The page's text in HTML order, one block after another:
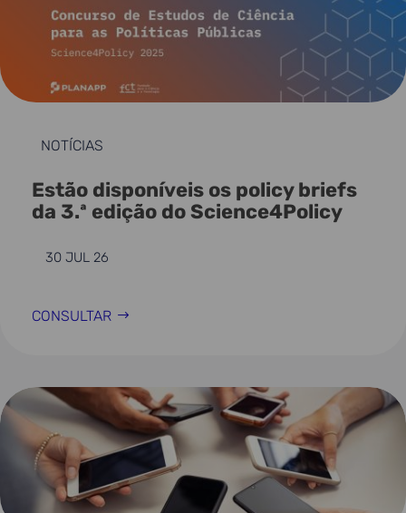
NOTÍCIAS
Estão disponíveis os policy briefs
da 3.ª edição do Science4Policy
30 JUL 26
CONSULTAR